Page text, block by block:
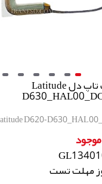
فلت تصویر لپ تاپ دل Latitude
D620-
موجود